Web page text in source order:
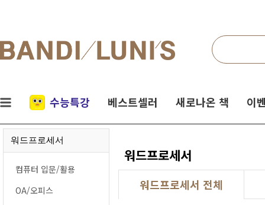
검색
실시간
인기
책
수능특강 베스트셀러 새로나온 책 이
워드프로세서
컴퓨터 입문/활용
OA/오피스
워드프로세서
워드프로세서 전체